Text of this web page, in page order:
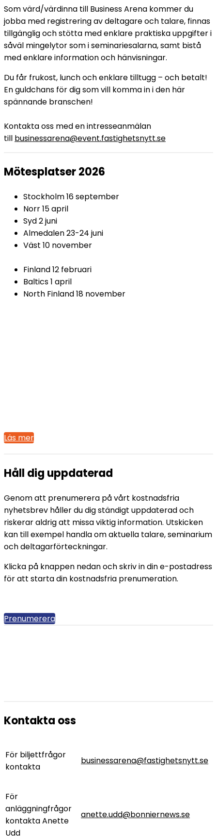
Som värd/värdinna till Business Arena kommer du
jobba med registrering av deltagare och talare, finnas
tillgänglig och stötta med enklare praktiska uppgifter i
såväl mingelytor som i seminariesalarna, samt bistå
med enklare information och hänvisningar.
Du får frukost, lunch och enklare tilltugg – och betalt!
En guldchans för dig som vill komma in i den här
spännande branschen!
Kontakta oss med en intresseanmälan
till businessarena@event.fastighetsnytt.se
Mötesplatser 2026
Stockholm 16 september
Norr 15 april
Syd 2 juni
Almedalen 23-24 juni
Väst 10 november
Finland 12 februari
Baltics 1 april
North Finland 18 november
Läs mer
Håll dig uppdaterad
Genom att prenumerera på vårt kostnadsfria
nyhetsbrev håller du dig ständigt uppdaterad och
riskerar aldrig att missa viktig information. Utskicken
kan till exempel handla om aktuella talare, seminarium
och deltagarförteckningar.
Klicka på knappen nedan och skriv in din e-postadress
för att starta din kostnadsfria prenumeration.
Prenumerera
Kontakta oss
För biljettfrågor
kontakta
businessarena@fastighetsnytt.se
För
anläggningfrågor
kontakta Anette
Udd
anette.udd@bonniernews.se